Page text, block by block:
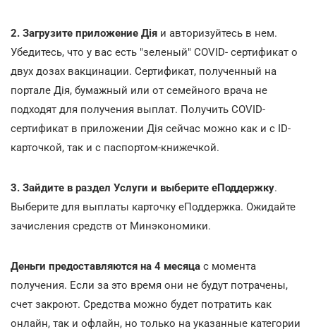
2. Загрузите приложение Дія и авторизуйтесь в нем.
Убедитесь, что у вас есть "зеленый" COVID- сертификат о
двух дозах вакцинации. Сертификат, полученный на
портале Дія, бумажный или от семейного врача не
подходят для получения выплат. Получить COVID-
сертификат в приложении Дія сейчас можно как и с ID-
карточкой, так и с паспортом-книжечкой.
3. Зайдите в раздел Услуги и выберите еПоддержку.
Выберите для выплаты карточку еПоддержка. Ожидайте
зачисления средств от Минэкономики.
Деньги предоставляются на 4 месяца с момента
получения. Если за это время они не будут потрачены,
счет закроют. Средства можно будет потратить как
онлайн, так и офлайн, но только на указанные категории